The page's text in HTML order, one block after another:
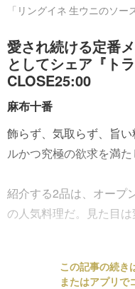
「リングイネ 生ウニのソー
愛され続ける定番
としてシェア『ト
CLOSE25:00
麻布十番
飾らず、気取らず、旨
ルかつ究極の欲求を満た
紹介する2品は、オープ
の人気料理だ。見た目は
この記事の続き
またはアプリで